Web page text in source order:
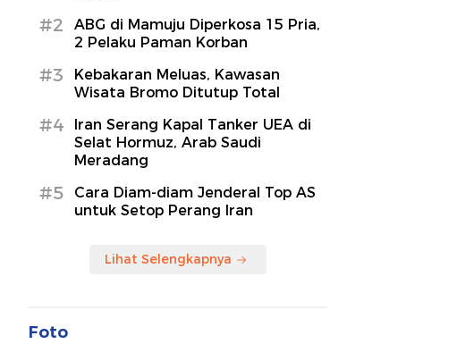
#2
ABG di Mamuju Diperkosa 15 Pria,
2 Pelaku Paman Korban
#3
Kebakaran Meluas, Kawasan
Wisata Bromo Ditutup Total
#4
Iran Serang Kapal Tanker UEA di
Selat Hormuz, Arab Saudi
Meradang
#5
Cara Diam-diam Jenderal Top AS
untuk Setop Perang Iran
Lihat Selengkapnya
Foto